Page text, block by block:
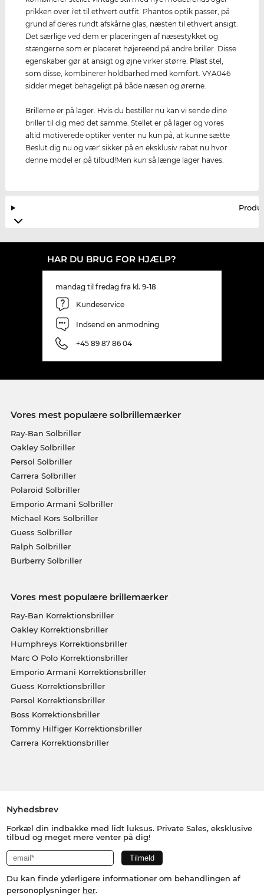
prikken over i'et til ethvert outfit. Phantos optik passer, på
grund af deres rundt afskårne glas, næsten til ethvert ansigt.
Det særlige ved dem er placeringen af næsestykket og
stængerne som er placeret højereend på andre briller. Disse
egenskaber gør at ansigt og øjne virker større. Plast stel,
som disse, kombinerer holdbarhed med komfort. VYA046
sidder meget behageligt på både næsen og ørerne.
Brillerne er på lager. Hvis du bestiller nu kan vi sende dine
briller til dig med det samme. Stellet er på lager og vores
altid motiverede optiker venter nu kun på, at kunne sætte
Beslut dig nu og vær' sikker på en eksklusiv rabat nu hvor
denne model er på tilbud!Men kun så længe lager haves.
HAR DU BRUG FOR HJÆLP?
mandag til fredag fra kl. 9-18
Kundeservice
Indsend en anmodning
+45 89 87 86 04
Vores mest populære solbrillemærker
Ray-Ban Solbriller
Oakley Solbriller
Persol Solbriller
Carrera Solbriller
Polaroid Solbriller
Emporio Armani Solbriller
Michael Kors Solbriller
Guess Solbriller
Ralph Solbriller
Burberry Solbriller
Vores mest populære brillemærker
Ray-Ban Korrektionsbriller
Oakley Korrektionsbriller
Humphreys Korrektionsbriller
Marc O Polo Korrektionsbriller
Emporio Armani Korrektionsbriller
Guess Korrektionsbriller
Persol Korrektionsbriller
Boss Korrektionsbriller
Tommy Hilfiger Korrektionsbriller
Carrera Korrektionsbriller
Nyhedsbrev
Forkæl din indbakke med lidt luksus. Private Sales, eksklusive
tilbud og meget mere venter på dig!
Du kan finde yderligere informationer om behandlingen af
personoplysninger her.